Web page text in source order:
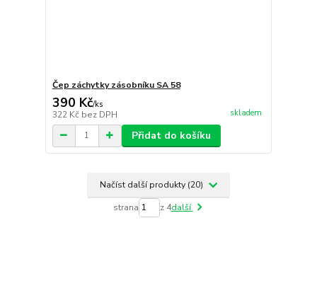
Čep záchytky zásobníku SA 58
390 Kč/ks
322 Kč bez DPH skladem
Přidat do košíku
Načíst další produkty (20)
strana z 4další